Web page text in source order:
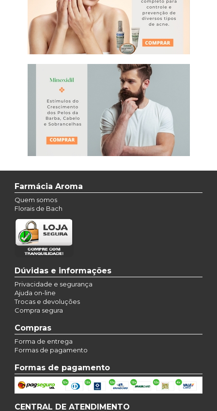
Farmácia Aroma
Quem somos
Florais de Bach
Dúvidas e informações
Privacidade e segurança
Ajuda on-line
Trocas e devoluções
Compra segura
Compras
Forma de entrega
Formas de pagamento
Formas de pagamento
CENTRAL DE ATENDIMENTO